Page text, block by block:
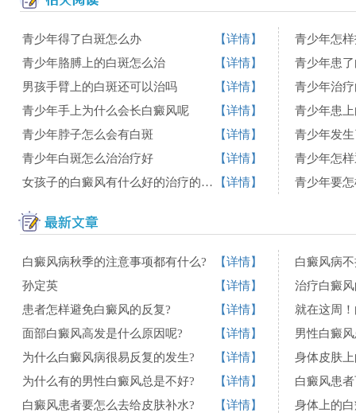
青少年得了白斑怎么办
【详情】
青少年胳膊上的白斑怎么治
【详情】
男孩手臂上的白斑还可以治吗
【详情】
青少年手上为什么会长白癜风呢
【详情】
青少年脖子怎么会有白斑
【详情】
青少年白斑怎么治治疗好
【详情】
女孩子的白癜风有什么好的治疗的方法吗
【详情】
青少年怎
青少年治
青少年患
青少年发
青少年怎
青少年要
白癜风病秋季的注意事项都有什么?
【详情】
孙定英
【详情】
患者怎样避免白癜风的反复?
【详情】
面部白癜风高发是什么原因呢?
【详情】
为什么白癜风病很易反复的发生?
【详情】
为什么有的男性白癜风总是不好?
【详情】
白癜风患者要怎么去给皮肤补水?
【详情】
白癜风病
治疗白癜
男性白癜
身体皮肤
白癜风患
身体上的